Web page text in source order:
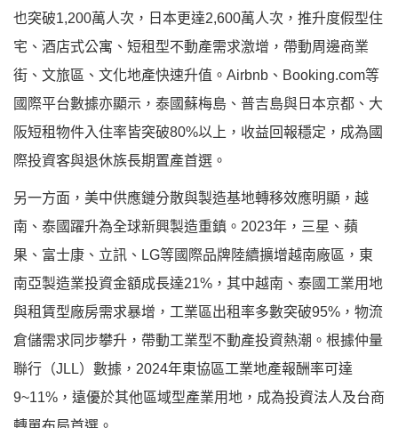
也突破1,200萬人次，日本更達2,600萬人次，推升度假型住
宅、酒店式公寓、短租型不動產需求激增，帶動周邊商業
街、文旅區、文化地產快速升值。Airbnb、Booking.com等
國際平台數據亦顯示，泰國蘇梅島、普吉島與日本京都、大
阪短租物件入住率皆突破80%以上，收益回報穩定，成為國
際投資客與退休族長期置產首選。
另一方面，美中供應鏈分散與製造基地轉移效應明顯，越
南、泰國躍升為全球新興製造重鎮。2023年，三星、蘋
果、富士康、立訊、LG等國際品牌陸續擴增越南廠區，東
南亞製造業投資金額成長達21%，其中越南、泰國工業用地
與租賃型廠房需求暴增，工業區出租率多數突破95%，物流
倉儲需求同步攀升，帶動工業型不動產投資熱潮。根據仲量
聯行（JLL）數據，2024年東協區工業地產報酬率可達
9~11%，遠優於其他區域型產業用地，成為投資法人及台商